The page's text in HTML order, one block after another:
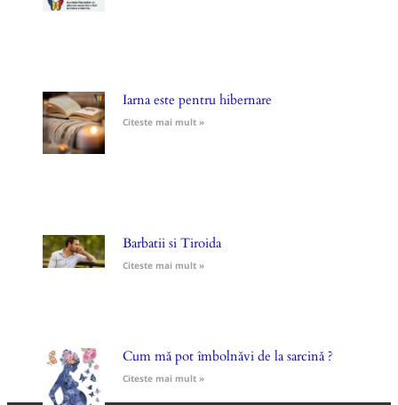
Iarna este pentru hibernare
Citeste mai mult »
Barbatii si Tiroida
Citeste mai mult »
Cum mă pot îmbolnăvi de la sarcină ?
Citeste mai mult »